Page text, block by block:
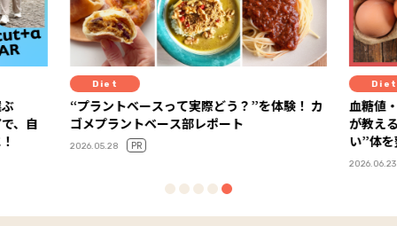
、自
Diet
“プラントベースって実際どう？”を体験！ カ
ゴメプラントベース部レポート
2026.05.28 PR
Diet
血糖値
が教え
い”体
2026.06.23